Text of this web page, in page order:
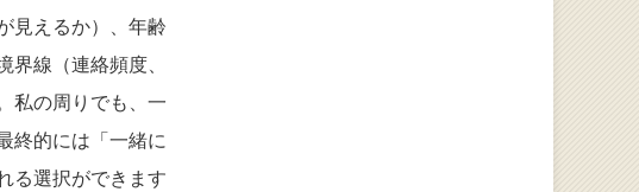
見えるか）、年齢
線（連絡頻度、
私の周りでも、一
終的には「一緒に
る選択ができます